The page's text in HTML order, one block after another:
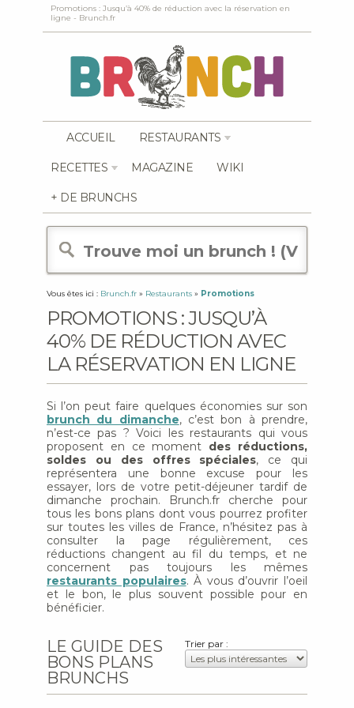
Promotions : Jusqu’à 40% de réduction avec la réservation en
ligne - Brunch.fr
ACCUEIL RESTAURANTS
RECETTES MAGAZINE WIKI
+ DE BRUNCHS
Vous êtes ici : Brunch.fr » Restaurants » Promotions
PROMOTIONS : JUSQU’À
40% DE RÉDUCTION AVEC
LA RÉSERVATION EN LIGNE
Si l’on peut faire quelques économies sur son
brunch du dimanche, c’est bon à prendre,
n’est-ce pas ? Voici les restaurants qui vous
proposent en ce moment des réductions,
soldes ou des offres spéciales, ce qui
représentera une bonne excuse pour les
essayer, lors de votre petit-déjeuner tardif de
dimanche prochain. Brunch.fr cherche pour
tous les bons plans dont vous pourrez profiter
sur toutes les villes de France, n’hésitez pas à
consulter la page régulièrement, ces
réductions changent au fil du temps, et ne
concernent pas toujours les mêmes
restaurants populaires. À vous d’ouvrir l’oeil
et le bon, le plus souvent possible pour en
bénéficier.
LE GUIDE DES
BONS PLANS
BRUNCHS
Trier par :